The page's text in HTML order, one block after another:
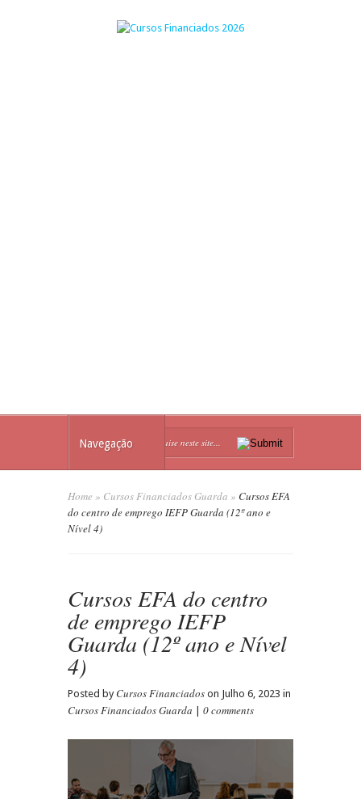
Navegação
Home » Cursos Financiados Guarda » Cursos EFA
do centro de emprego IEFP Guarda (12º ano e
Nível 4)
Cursos EFA do centro
de emprego IEFP
Guarda (12º ano e Nível
4)
Posted by Cursos Financiados on Julho 6, 2023 in
Cursos Financiados Guarda 0 comments